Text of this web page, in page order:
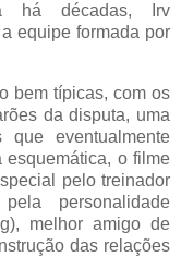
há décadas, Irv
equipe formada por
bem típicas, com os
da disputa, uma
eventualmente
esquemática, o filme
pelo treinador
personalidade
melhor amigo de
das relações